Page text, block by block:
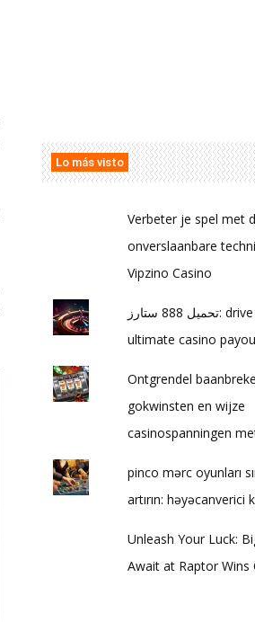
Lo más visto
Verbeter je spel met
onverslaanbare
Vipzino Casino
تحميل 888 ستارز: drive your
ultimate casino
Ontgrendel
gokwinsten en wijze
casinospanningen
pinco mərc oyunları
artırın: həyəcanverici
Unleash Your Luck:
Await at Raptor Wins